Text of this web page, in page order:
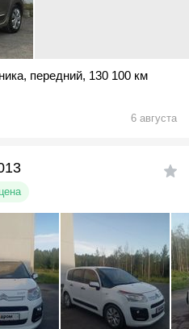
, передний, 130 100 км
6 августа